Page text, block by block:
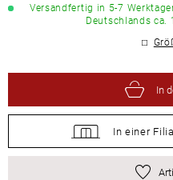
Versandfertig in 5-7
Deutschlands ca.
In
In einer